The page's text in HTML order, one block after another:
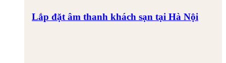
Lắp đặt âm thanh khách sạn tại Hà Nội